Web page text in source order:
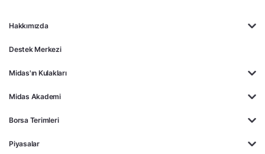
Hakkımızda
Destek Merkezi
Midas'ın Kulakları
Midas Akademi
Borsa Terimleri
Piyasalar